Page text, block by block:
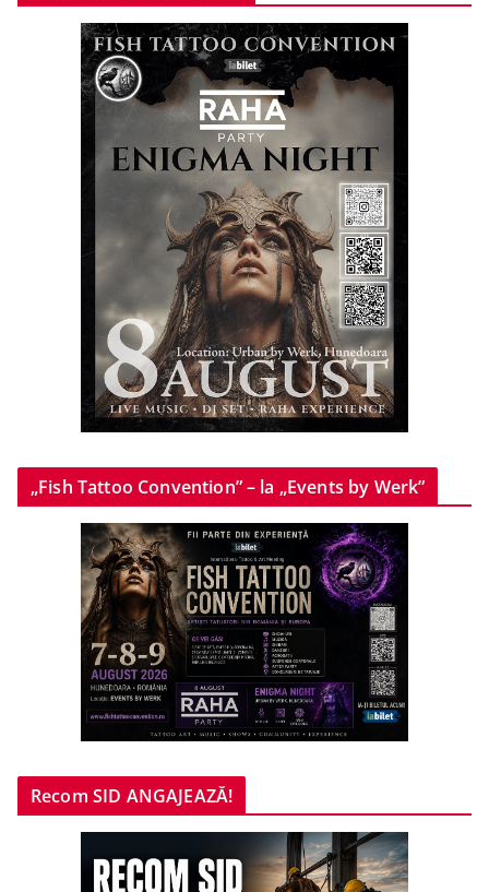
„Fish Tattoo Convention” – la „Events by Werk”
Recom SID ANGAJEAZĂ!